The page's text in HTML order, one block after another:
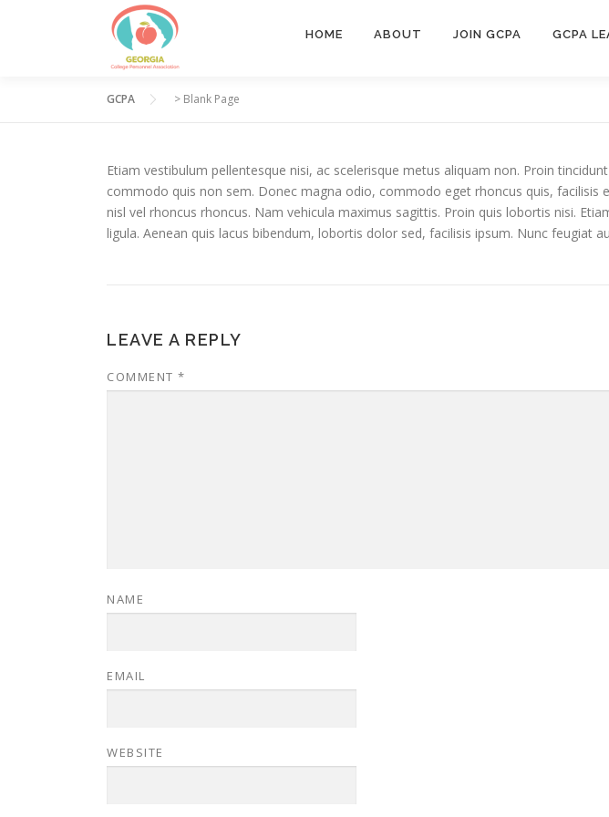
HOME ABOUT JOIN GCPA GCPA
GCPA > Blank Page
Etiam vestibulum pellentesque nisi, ac scelerisque metus aliquam non. Proin
commodo quis non sem. Donec magna odio, commodo eget rhoncus quis,
nisl vel rhoncus rhoncus. Nam vehicula maximus sagittis. Proin quis lobortis nisi.
ligula. Aenean quis lacus bibendum, lobortis dolor sed, facilisis ipsum. Nunc feugiat
LEAVE A REPLY
COMMENT *
NAME
EMAIL
WEBSITE